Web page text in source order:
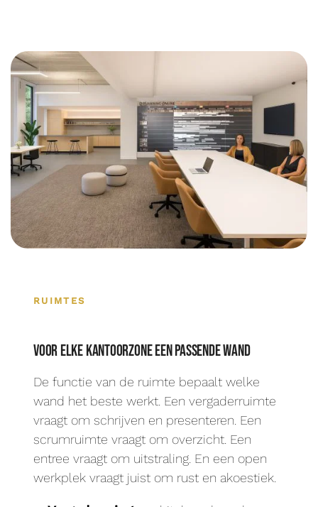
RUIMTES
Voor elke kantoorzone een passende wand
De functie van de ruimte bepaalt welke
wand het beste werkt. Een vergaderruimte
vraagt om schrijven en presenteren. Een
scrumruimte vraagt om overzicht. Een
entree vraagt om uitstraling. En een open
werkplek vraagt juist om rust en akoestiek.